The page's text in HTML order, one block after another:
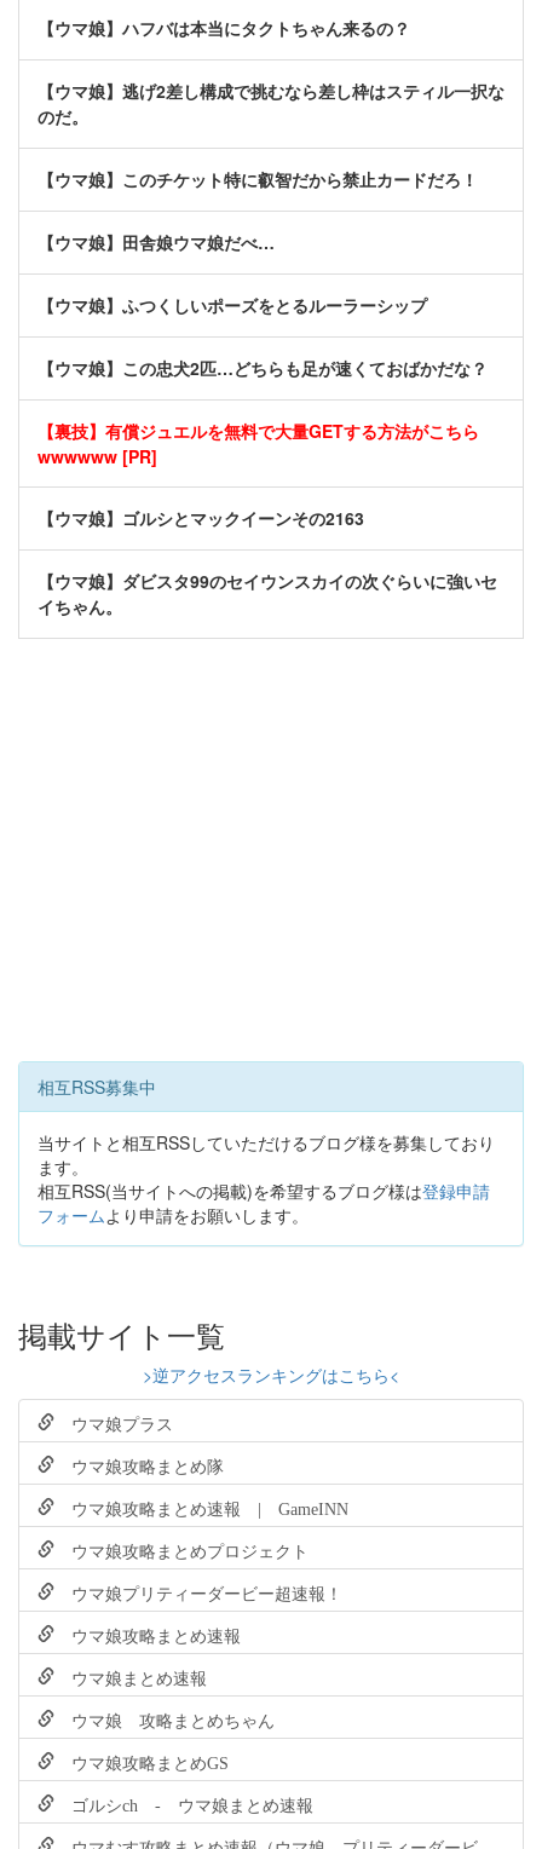
【ウマ娘】ハフバは本当にタクトちゃん来るの？
【ウマ娘】逃げ2差し構成で挑むなら差し枠はスティル一択な
のだ。
【ウマ娘】このチケット特に叡智だから禁止カードだろ！
【ウマ娘】田舎娘ウマ娘だべ…
【ウマ娘】ふつくしいポーズをとるルーラーシップ
【ウマ娘】この忠犬2匹…どちらも足が速くておばかだな？
【裏技】有償ジュエルを無料で大量GETする方法がこちら
wwwwww [PR]
【ウマ娘】ゴルシとマックイーンその2163
【ウマ娘】ダビスタ99のセイウンスカイの次ぐらいに強いセ
イちゃん。
相互RSS募集中
当サイトと相互RSSしていただけるブログ様を募集しており
ます。
相互RSS(当サイトへの掲載)を希望するブログ様は登録申請
フォームより申請をお願いします。
掲載サイト一覧
>逆アクセスランキングはこちら<
ウマ娘プラス
ウマ娘攻略まとめ隊
ウマ娘攻略まとめ速報 | GameINN
ウマ娘攻略まとめプロジェクト
ウマ娘プリティーダービー超速報！
ウマ娘攻略まとめ速報
ウマ娘まとめ速報
ウマ娘 攻略まとめちゃん
ウマ娘攻略まとめGS
ゴルシch - ウマ娘まとめ速報